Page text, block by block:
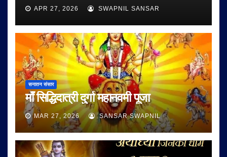
APR 27, 2026 SWAPNIL SANSAR
सनातन संसार
माँ सिद्धिदात्री दुर्गा महानवमी पूजा
MAR 27, 2026 SANSAR SWAPNIL